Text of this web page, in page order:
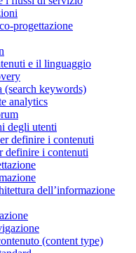
progettazione
e il linguaggio
(search keywords)
analytics
degli utenti
definire i contenuti
definire i contenuti
dell’informazione
(content type)